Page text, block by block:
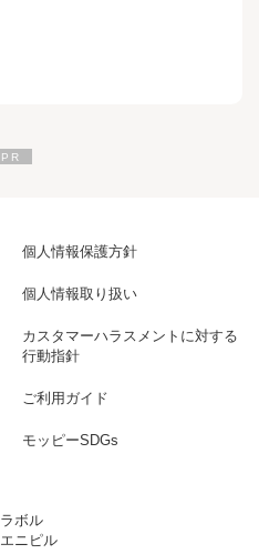
個人情報保護方針
個人情報取り扱い
カスタマーハラスメントに対する
行動指針
ご利用ガイド
モッピーSDGs
ラボル
エニピル